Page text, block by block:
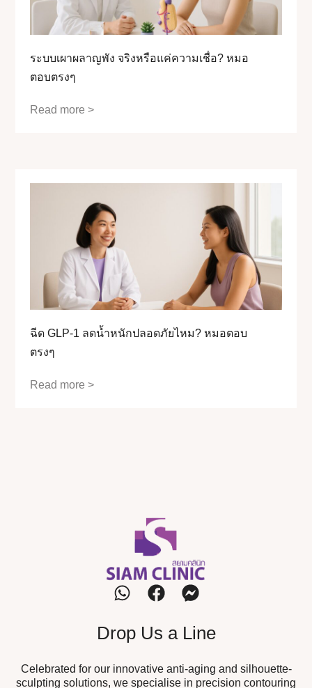
ระบบเผาผลาญพัง จริงหรือแค่ความเชื่อ? หมอ
ตอบตรงๆ
Read more >
ฉีด GLP-1 ลดน้ำหนักปลอดภัยไหม? หมอตอบ
ตรงๆ
Read more >
Drop Us a Line
Celebrated for our innovative anti-aging and silhouette-
sculpting solutions, we specialise in precision contouring